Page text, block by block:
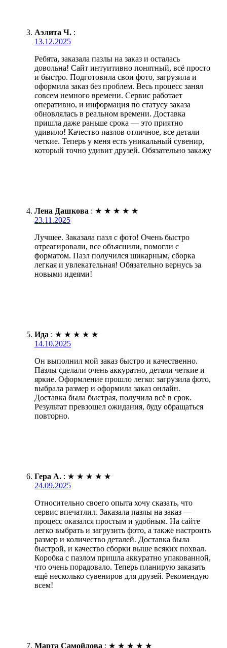
Аэлита Ч. :
13.12.2025
Ребята, заказала пазлы на заказ и осталась
довольна! Сайт интуитивно понятный, всё просто
и быстро. Подготовила свои фото, загрузила и
оформила заказ без проблем. Весь процесс занял
совсем немного времени. Сервис работает
оперативно, и информация по статусу заказа
обновлялась в реальном времени. Доставка
пришла даже раньше срока — это приятно
удивило! Качество пазлов отличное, все детали
четкие. Теперь у меня есть уникальный сувенир,
который точно удивит друзей. Обязательно закажу
Лена Дашкова : ★ ★ ★ ★ ★
23.11.2025
Лучшее. Заказала пазл с фото! Очень быстро
отреагировали, все объяснили, помогли с
форматом. Пазл получился шикарным, сборка
легкая и увлекательная! Обязательно вернусь за
новыми идеями!
Ида : ★ ★ ★ ★ ★
14.10.2025
Он выполнил мой заказ быстро и качественно.
Пазлы сделали очень аккуратно, детали четкие и
яркие. Оформление прошло легко: загрузила фото,
выбрала размер и оформила заказ онлайн.
Доставка была быстрая, получила всё в срок.
Результат превзошел ожидания, буду обращаться
повторно.
Гера А. : ★ ★ ★ ★ ★
24.09.2025
Относительно своего опыта хочу сказать, что
сервис впечатлил. Заказала пазлы на заказ —
процесс оказался простым и удобным. На сайте
легко выбрать и загрузить фото, а также настроить
размер и количество деталей. Доставка была
быстрой, и качество сборки выше всяких похвал.
Коробка с пазлом пришла аккуратно упакованной,
что очень порадовало. Теперь планирую заказать
ещё несколько сувениров для друзей. Рекомендую
всем!
Марта Самойлова : ★ ★ ★ ★ ★